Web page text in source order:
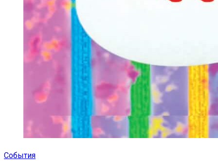
События